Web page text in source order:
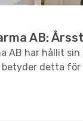
AB:
AB har hållit
detta för